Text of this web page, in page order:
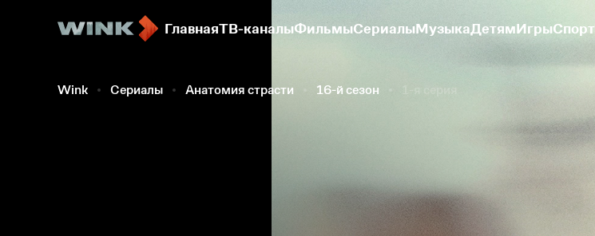
ГлавнаяТВ-каналыФильмыСериалыМузыкаДетямИгрыСпорт
Wink Сериалы Анатомия страсти 16-й сезон